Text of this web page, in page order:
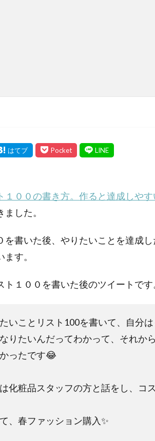
１００の書き方。作ると達成しやす
した。
を書いた後、やりたいことを達成
す。
１００を書いた後のツイートです
いことリスト100を書いて、自分
りたいんだってわかって、それか
ったです😂
化粧品スタッフの方と話をし、コ
、春ファッション購入✨